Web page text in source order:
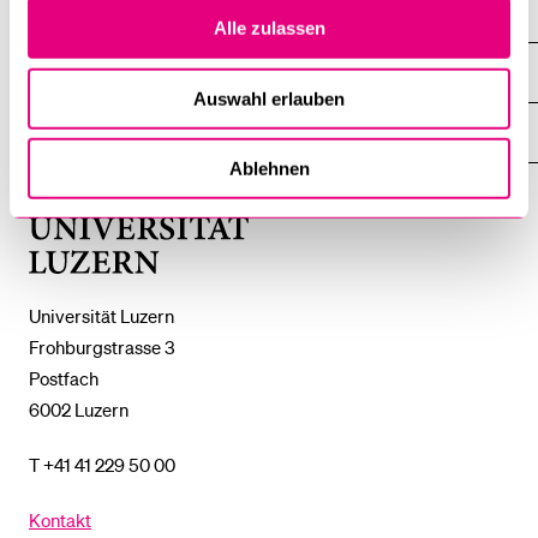
Alle zulassen
Auswahl erlauben
Ablehnen
Universität
Universität Luzern
Frohburgstrasse 3
Postfach
6002 Luzern
T +41 41 229 50 00
Kontakt
%1$S
UNTERMENÜ
ZENTRALE EINRICHTUNGEN
UNTERMENÜ
EINFACH FINDEN
ZEIGE
UNTERMENÜ